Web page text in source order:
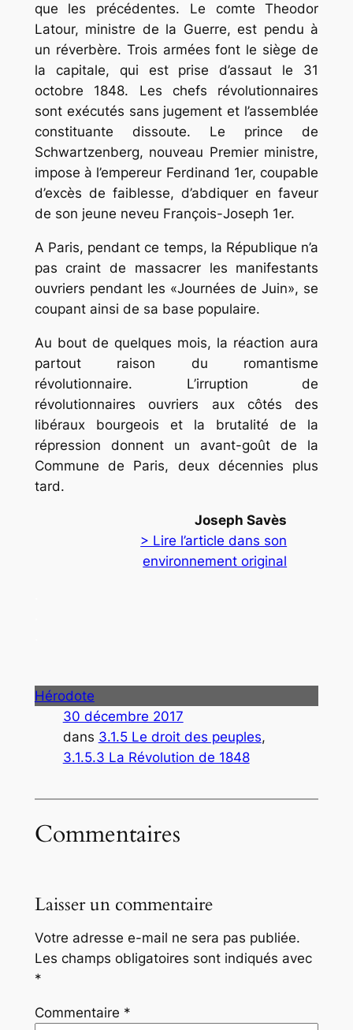
que les précédentes. Le comte Theodor
Latour, ministre de la Guerre, est pendu à
un réverbère. Trois armées font le siège de
la capitale, qui est prise d’assaut le 31
octobre 1848. Les chefs révolutionnaires
sont exécutés sans jugement et l’assemblée
constituante dissoute. Le prince de
Schwartzenberg, nouveau Premier ministre,
impose à l’empereur Ferdinand 1er, coupable
d’excès de faiblesse, d’abdiquer en faveur
de son jeune neveu François-Joseph 1er.
A Paris, pendant ce temps, la République n’a
pas craint de massacrer les manifestants
ouvriers pendant les «Journées de Juin», se
coupant ainsi de sa base populaire.
Au bout de quelques mois, la réaction aura
partout raison du romantisme
révolutionnaire. L’irruption de
révolutionnaires ouvriers aux côtés des
libéraux bourgeois et la brutalité de la
répression donnent un avant-goût de la
Commune de Paris, deux décennies plus
tard.
Joseph Savès
> Lire l’article dans son
environnement original
Hérodote
30 décembre 2017
dans 3.1.5 Le droit des peuples
3.1.5.3 La Révolution de 1848
Commentaires
Laisser un commentaire
Votre adresse e-mail ne sera pas publiée.
Les champs obligatoires sont indiqués avec
*
Commentaire *